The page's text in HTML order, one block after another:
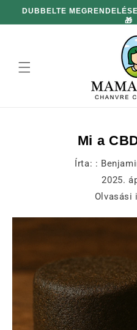
hagyni és
DUBBELTE
🎁
Mi a
Írta: :
2025.
Olvasási